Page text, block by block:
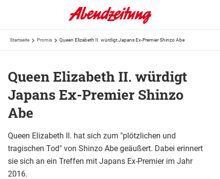
Startseite Promis Queen Elizabeth II. würdigt Japans Ex-Premier Shinzo Abe
Queen Elizabeth II. würdigt
Japans Ex-Premier Shinzo
Abe
Queen Elizabeth II. hat sich zum "plötzlichen und
tragischen Tod" von Shinzo Abe geäußert. Dabei erinnert
sie sich an ein Treffen mit Japans Ex-Premier im Jahr
2016.